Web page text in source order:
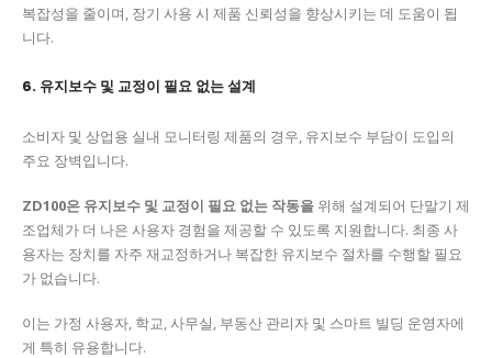
복잡성을 줄이며, 장기 사용 시 제품 신뢰성을 향상시키는 데 도움이 됩
니다.
6. 유지보수 및 교정이 필요 없는 설계
소비자 및 상업용 실내 모니터링 제품의 경우, 유지보수 부담이 도입의
주요 장벽입니다.
ZD100은 유지보수 및 교정이 필요 없는 작동을 위해 설계되어 단말기 제
조업체가 더 나은 사용자 경험을 제공할 수 있도록 지원합니다. 최종 사
용자는 장치를 자주 재교정하거나 복잡한 유지보수 절차를 수행할 필요
가 없습니다.
이는 가정 사용자, 학교, 사무실, 부동산 관리자 및 스마트 빌딩 운영자에
게 특히 유용합니다.